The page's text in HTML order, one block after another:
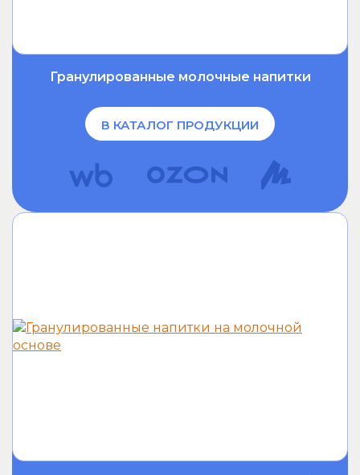
Гранулированные молочные напитки
В КАТАЛОГ ПРОДУКЦИИ